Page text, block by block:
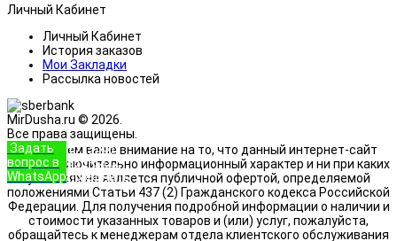
Личный Кабинет
Личный Кабинет
История заказов
Мои Закладки
Рассылка новостей
MirDusha.ru © 2026.
Все права защищены.
Обращаем ваше внимание на то, что данный интернет-сайт
носит исключительно информационный характер и ни при каких
условиях не является публичной офертой, определяемой
положениями Статьи 437 (2) Гражданского кодекса Российской
Федерации. Для получения подробной информации о наличии и
стоимости указанных товаров и (или) услуг, пожалуйста,
обращайтесь к менеджерам отдела клиентского обслуживания
Задать
вопрос в
WhatsApp
+7 (933)
888-8322
Позвонить